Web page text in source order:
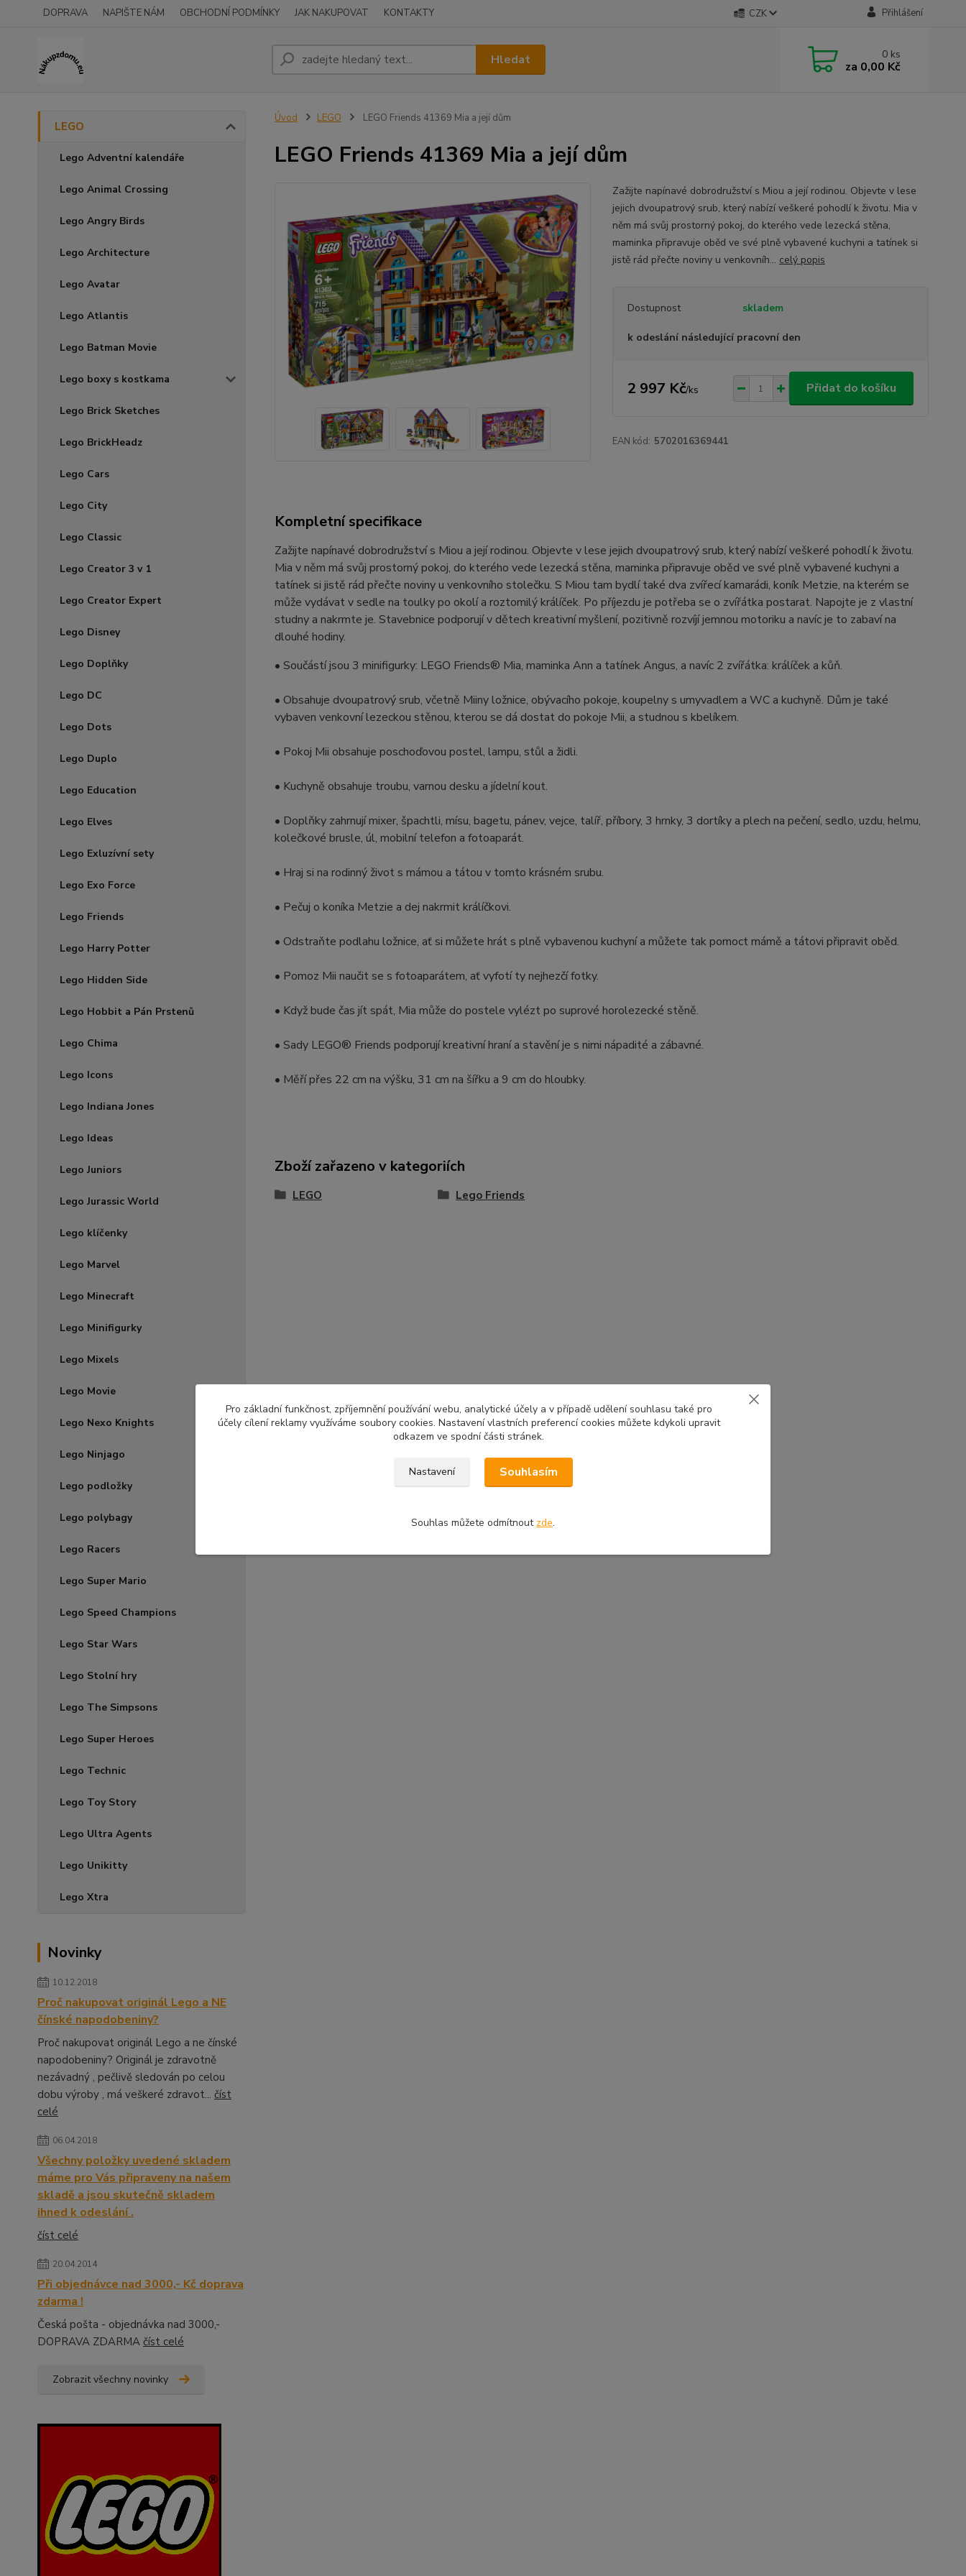
DOPRAVA NAPIŠTE NÁM OBCHODNÍ PODMÍNKY JAK NAKUPOVAT KONTAKTY CZK Přihlášení
Hledat 0 ks
za 0,00 Kč
LEGO
Lego Adventní kalendáře
Lego Animal Crossing
Lego Angry Birds
Lego Architecture
Lego Avatar
Lego Atlantis
Lego Batman Movie
Lego boxy s kostkama
Lego Brick Sketches
Lego BrickHeadz
Lego Cars
Lego City
Lego Classic
Lego Creator 3 v 1
Lego Creator Expert
Lego Disney
Lego Doplňky
Lego DC
Lego Dots
Lego Duplo
Lego Education
Lego Elves
Lego Exluzívní sety
Lego Exo Force
Lego Friends
Lego Harry Potter
Lego Hidden Side
Lego Hobbit a Pán Prstenů
Lego Chima
Lego Icons
Lego Indiana Jones
Lego Ideas
Lego Juniors
Lego Jurassic World
Lego klíčenky
Lego Marvel
Lego Minecraft
Lego Minifigurky
Lego Mixels
Lego Movie
Lego Nexo Knights
Lego Ninjago
Lego podložky
Lego polybagy
Lego Racers
Lego Super Mario
Lego Speed Champions
Lego Star Wars
Lego Stolní hry
Lego The Simpsons
Lego Super Heroes
Lego Technic
Lego Toy Story
Lego Ultra Agents
Lego Unikitty
Lego Xtra
Novinky
10.12.2018
Proč nakupovat originál Lego a NE
čínské napodobeniny?
Proč nakupovat originál Lego a ne čínské
napodobeniny? Originál je zdravotně
nezávadný , pečlivě sledován po celou
dobu výroby , má veškeré zdravot... číst
celé
06.04.2018
Všechny položky uvedené skladem
máme pro Vás připraveny na našem
skladě a jsou skutečně skladem
ihned k odeslání .
číst celé
20.04.2014
Při objednávce nad 3000,- Kč doprava
zdarma !
Česká pošta - objednávka nad 3000,-
DOPRAVA ZDARMA číst celé
Zobrazit všechny novinky
Úvod LEGO LEGO Friends 41369 Mia a její dům
LEGO Friends 41369 Mia a její dům
Zažijte napínavé dobrodružství s Miou a její rodinou. Objevte v lese
jejich dvoupatrový srub, který nabízí veškeré pohodlí k životu. Mia v
něm má svůj prostorný pokoj, do kterého vede lezecká stěna,
maminka připravuje oběd ve své plně vybavené kuchyni a tatínek si
jistě rád přečte noviny u venkovníh... celý popis
Dostupnost skladem
k odeslání následující pracovní den
2 997 Kč/ks Přidat do košíku
EAN kód: 5702016369441
Kompletní specifikace
Zažijte napínavé dobrodružství s Miou a její rodinou. Objevte v lese jejich dvoupatrový srub, který nabízí veškeré pohodlí k životu.
Mia v něm má svůj prostorný pokoj, do kterého vede lezecká stěna, maminka připravuje oběd ve své plně vybavené kuchyni a
tatínek si jistě rád přečte noviny u venkovního stolečku. S Miou tam bydlí také dva zvířecí kamarádi, koník Metzie, na kterém se
může vydávat v sedle na toulky po okolí a roztomilý králíček. Po příjezdu je potřeba se o zvířátka postarat. Napojte je z vlastní
studny a nakrmte je. Stavebnice podporují v dětech kreativní myšlení, pozitivně rozvíjí jemnou motoriku a navíc je to zabaví na
dlouhé hodiny.
• Součástí jsou 3 minifigurky: LEGO Friends® Mia, maminka Ann a tatínek Angus, a navíc 2 zvířátka: králíček a kůň.
• Obsahuje dvoupatrový srub, včetně Miiny ložnice, obývacího pokoje, koupelny s umyvadlem a WC a kuchyně. Dům je také
vybaven venkovní lezeckou stěnou, kterou se dá dostat do pokoje Mii, a studnou s kbelíkem.
• Pokoj Mii obsahuje poschoďovou postel, lampu, stůl a židli.
• Kuchyně obsahuje troubu, varnou desku a jídelní kout.
• Doplňky zahrnují mixer, špachtli, mísu, bagetu, pánev, vejce, talíř, příbory, 3 hrnky, 3 dortíky a plech na pečení, sedlo, uzdu, helmu,
kolečkové brusle, úl, mobilní telefon a fotoaparát.
• Hraj si na rodinný život s mámou a tátou v tomto krásném srubu.
• Pečuj o koníka Metzie a dej nakrmit králíčkovi.
• Odstraňte podlahu ložnice, ať si můžete hrát s plně vybavenou kuchyní a můžete tak pomoct mámě a tátovi připravit oběd.
• Pomoz Mii naučit se s fotoaparátem, ať vyfotí ty nejhezčí fotky.
• Když bude čas jít spát, Mia může do postele vylézt po suprové horolezecké stěně.
• Sady LEGO® Friends podporují kreativní hraní a stavění je s nimi nápadité a zábavné.
• Měří přes 22 cm na výšku, 31 cm na šířku a 9 cm do hloubky.
Zboží zařazeno v kategoriích
LEGO Lego Friends
Pro základní funkčnost, zpříjemnění používání webu, analytické účely a v případě udělení souhlasu také pro
účely cílení reklamy využíváme soubory cookies. Nastavení vlastních preferencí cookies můžete kdykoli upravit
odkazem ve spodní části stránek.
Nastavení Souhlasím
Souhlas můžete odmítnout zde.